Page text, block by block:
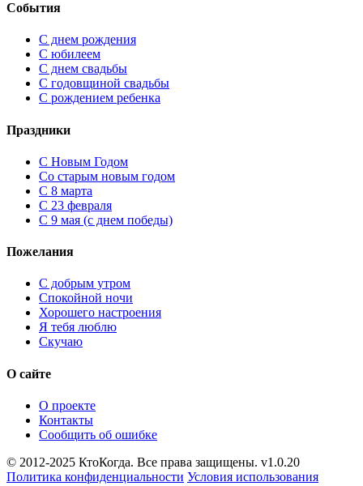
События
С днем рождения
С юбилеем
С днем свадьбы
С годовщиной свадьбы
С рождением ребенка
Праздники
C Новым Годом
Cо старым новым годом
С 8 марта
С 23 февраля
С 9 мая (с днем победы)
Пожелания
С добрым утром
Спокойной ночи
Хорошего настроения
Я тебя люблю
Скучаю
О сайте
О проекте
Контакты
Сообщить об ошибке
© 2012-2025 КтоКогда. Все права защищены. v1.0.20
Политика конфиденциальности Условия использования